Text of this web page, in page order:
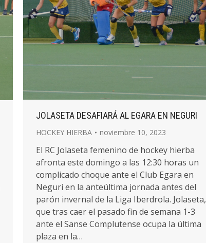
JOLASETA DESAFIARÁ AL EGARA EN NEGURI
HOCKEY HIERBA noviembre 10, 2023
El RC Jolaseta femenino de hockey hierba
afronta este domingo a las 12:30 horas un
complicado choque ante el Club Egara en
Neguri en la anteúltima jornada antes del
parón invernal de la Liga Iberdrola. Jolaseta,
que tras caer el pasado fin de semana 1-3
ante el Sanse Complutense ocupa la última
plaza en la…